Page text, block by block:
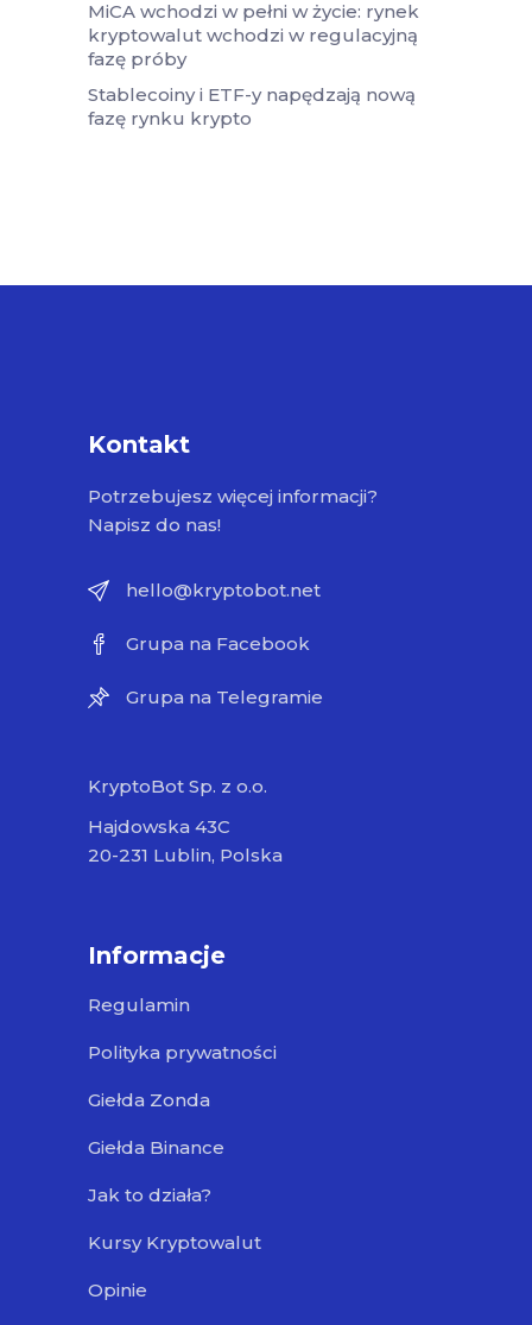
MiCA wchodzi w pełni w życie: rynek
kryptowalut wchodzi w regulacyjną
fazę próby
Stablecoiny i ETF-y napędzają nową
fazę rynku krypto
Kontakt
Potrzebujesz więcej informacji?
Napisz do nas!
hello@kryptobot.net
Grupa na Facebook
Grupa na Telegramie
KryptoBot Sp. z o.o.
Hajdowska 43C
20-231 Lublin, Polska
Informacje
Regulamin
Polityka prywatności
Giełda Zonda
Giełda Binance
Jak to działa?
Kursy Kryptowalut
Opinie